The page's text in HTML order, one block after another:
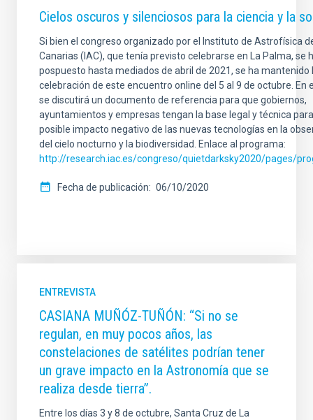
Cielos oscuros y silenciosos para la ciencia y la
Si bien el congreso organizado por el Instituto de Astrofísica
Canarias (IAC), que tenía previsto celebrarse en La Palma, se
pospuesto hasta mediados de abril de 2021, se ha mantenido
celebración de este encuentro online del 5 al 9 de octubre. En
se discutirá un documento de referencia para que gobiernos,
ayuntamientos y empresas tengan la base legal y técnica
posible impacto negativo de las nuevas tecnologías en la
del cielo nocturno y la biodiversidad. Enlace al programa:
http://research.iac.es/congreso/quietdarksky2020/pages/
Fecha de publicación 06/10/2020
ENTREVISTA
CASIANA MUÑÓZ-TUÑÓN: “Si no se
regulan, en muy pocos años, las
constelaciones de satélites podrían tener
un grave impacto en la Astronomía que se
realiza desde tierra”.
Entre los días 3 y 8 de octubre, Santa Cruz de La